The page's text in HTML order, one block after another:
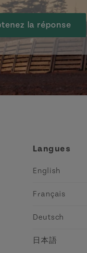
la réponse
Langues
English
Français
Deutsch
日本語